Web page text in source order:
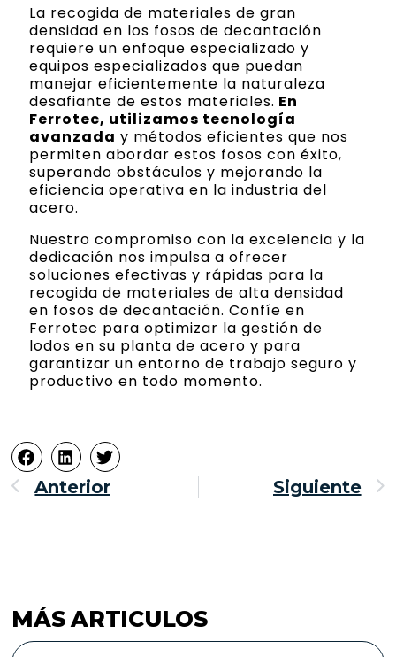
La recogida de materiales de gran
densidad en los fosos de decantación
requiere un enfoque especializado y
equipos especializados que puedan
manejar eficientemente la naturaleza
desafiante de estos materiales. En
Ferrotec, utilizamos tecnología
avanzada y métodos eficientes que nos
permiten abordar estos fosos con éxito,
superando obstáculos y mejorando la
eficiencia operativa en la industria del
acero.
Nuestro compromiso con la excelencia y la
dedicación nos impulsa a ofrecer
soluciones efectivas y rápidas para la
recogida de materiales de alta densidad
en fosos de decantación. Confíe en
Ferrotec para optimizar la gestión de
lodos en su planta de acero y para
garantizar un entorno de trabajo seguro y
productivo en todo momento.
Ant
Anterior Siguiente
MÁS ARTICULOS